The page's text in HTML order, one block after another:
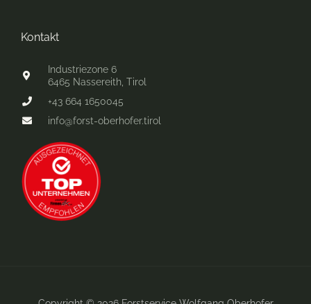
Kontakt
Industriezone 6
6465 Nassereith, Tirol
+43 664 1650045
info@forst-oberhofer.tirol